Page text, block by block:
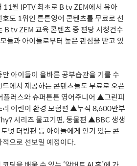
11월 IPTV최초로 B tv ZEM에서 유아
호도 1위인 튼튼영어 콘텐츠를 무료로 선
B tv ZEM교육 콘텐츠 중 편당 시청건수
들과 아이들로부터 높은 관심을 받고 있
아이들이 올바른 공부습관을 기를 수
에서 제공하는 콘텐츠들도 무료로 오픈
플러스와 슈퍼튼튼 영어주니어 ▲그린피
어린이 환경 모험편 ▲누적 8,600만부
시리즈 물고기편,동물편 ▲BBC 생생
넛 더빙편 등 아이들에게 인기 있는 콘
으로 선보일 예정이다.